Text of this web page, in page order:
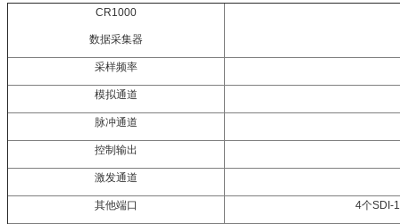
CR1000
数据采集器
采样频率
模拟通道
脉冲通道
控制输出
激发通道
其他端口 4个SDI-